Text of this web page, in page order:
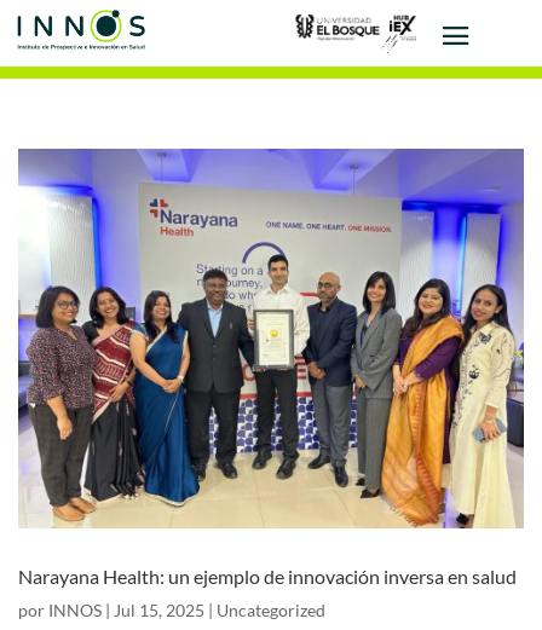
Narayana Health: un ejemplo de innovación inversa en salud
por INNOS | Jul 15, 2025 | Uncategorized